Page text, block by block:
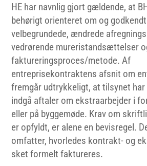
HE har navnlig gjort gældende, at
behørigt orienteret om og
velbegrundede, ændrede
vedrørende mureristandsættelser
faktureringsproces/metode. Af
entreprisekontraktens afsnit om
fremgår udtrykkeligt, at tilsynet
indgå aftaler om ekstraarbejder i
eller på byggemøde. Krav om
er opfyldt, er alene en bevisregel.
omfatter, hvorledes kontrakt- og
sket formelt faktureres.